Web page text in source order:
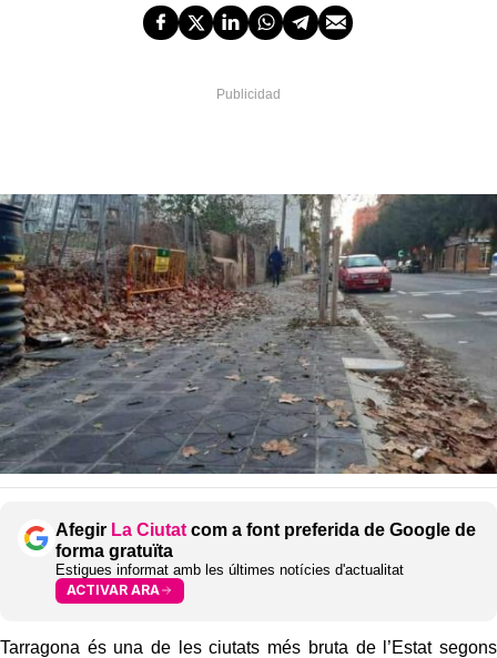
Afegir La Ciutat com a font preferida de Google de
forma gratuïta
Estigues informat amb les últimes notícies d'actualitat
ACTIVAR ARA
Tarragona és una de les ciutats més bruta de l’Estat segons